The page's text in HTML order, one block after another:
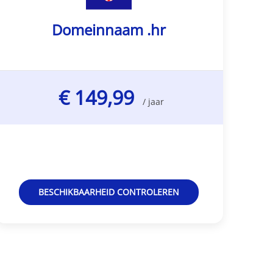
Domeinnaam .hr
€ 149,99 / jaar
BESCHIKBAARHEID CONTROLEREN